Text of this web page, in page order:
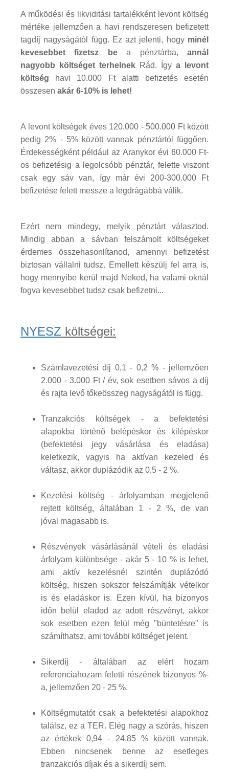
A működési és likviditási tartalékként levont költség
mértéke jellemzően a havi rendszeresen befizetett
tagdíj nagyságától függ. Ez azt jelenti, hogy minél
kevesebbet fizetsz bea pénztárba,annál
nagyobb költséget terhelnek Rád. Így a levont
költség havi 10.000 Ft alatti befizetés esetén
összesen akár 6-10% is lehet!
A levont költségek éves 120.000 - 500.000 Ft között
pedig 2% - 5% között vannak pénztártól függően.
Érdekességként például az Aranykor évi 60.000 Ft-
os befizetésig a legolcsóbb pénztár, felette viszont
csak egy sáv van, így már évi 200-300.000 Ft
befizetése felett messze a legdrágábbá válik.
Ezért nem mindegy, melyik pénztárt választod.
Mindig abban a sávban felszámolt költségeket
érdemes összehasonlítanod, amennyi befizetést
biztosan vállalni tudsz. Emellett készülj fel arra is,
hogy mennyibe kerül majd Neked, ha valami oknál
fogva kevesebbet tudsz csak befizetni...
NYESZ költségei:
Számlavezetési díj 0,1 - 0,2 % - jellemzően
2.000 - 3.000 Ft / év, sok esetben sávos a díj
és rajta levő tőkeösszeg nagyságától is függ.
Tranzakciós költségek - a befektetési
alapokba történő belépéskor és kilépéskor
(befektetési jegy vásárlása és eladása)
keletkezik, vagyis ha aktívan kezeled és
váltasz, akkor duplázódik az 0,5 - 2 %.
Kezelési költség - árfolyamban megjelenő
rejtett költség, általában 1 - 2 %, de van
jóval magasabb is.
Részvények vásárlásánál vételi és eladási
árfolyam különbsége - akár 5 - 10 % is lehet,
ami aktív kezelésnél szintén duplázódó
költség, hiszen sokszor felszámítják vételkor
is és eladáskor is. Ezen kívül, ha bizonyos
időn belül eladod az adott részvényt, akkor
sok esetben ezen felül még "büntetésre" is
számíthatsz, ami további költséget jelent.
Sikerdíj - általában az elért hozam
referenciahozam feletti részének bizonyos %-
a, jellemzően 20 - 25 %.
Költségmutatót csak a befektetési alapokhoz
találsz, ez a TER. Elég nagy a szórás, hiszen
az értékek 0,94 - 24,85 % között vannak.
Ebben nincsenek benne az esetleges
tranzakciós díjak és a sikerdíj sem.